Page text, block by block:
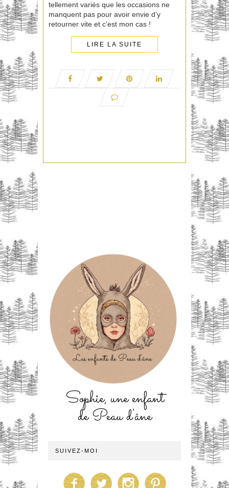
tellement variés que les occasions ne
manquent pas pour avoir envie d’y
retourner vite et c’est mon cas !
LIRE LA SUITE
Sophie, une enfant
de Peau d'âne
SUIVEZ-MOI